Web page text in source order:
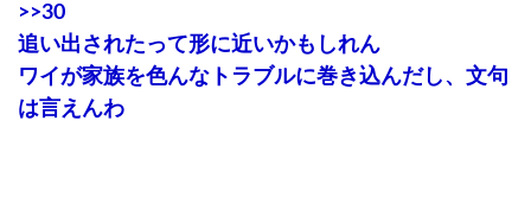
>>30
追い出されたって形に近いかもしれん
ワイが家族を色んなトラブルに巻き込んだし、文句
は言えんわ